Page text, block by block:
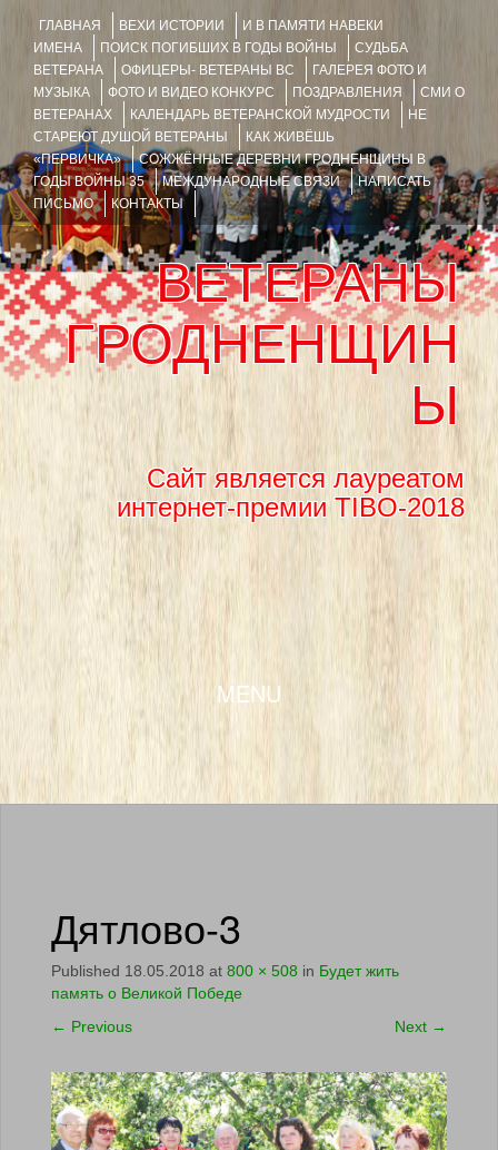
ГЛАВНАЯ ВЕХИ ИСТОРИИ
И В ПАМЯТИ НАВЕКИ
ИМЕНА
ПОИСК ПОГИБШИХ В ГОДЫ ВОЙНЫ
СУДЬБА
ВЕТЕРАНА
ОФИЦЕРЫ- ВЕТЕРАНЫ ВС
ГАЛЕРЕЯ ФОТО И
МУЗЫКА
ФОТО И ВИДЕО КОНКУРС ПОЗДРАВЛЕНИЯ
СМИ О
ВЕТЕРАНАХ
КАЛЕНДАРЬ ВЕТЕРАНСКОЙ МУДРОСТИ
НЕ
СТАРЕЮТ ДУШОЙ ВЕТЕРАНЫ
КАК ЖИВЁШЬ
«ПЕРВИЧКА»
СОЖЖЁННЫЕ ДЕРЕВНИ ГРОДНЕНЩИНЫ В
ГОДЫ ВОЙНЫ 35
МЕЖДУНАРОДНЫЕ СВЯЗИ
НАПИСАТЬ
ПИСЬМО
КОНТАКТЫ
ВЕТЕРАНЫ
ГРОДНЕНЩИН
Ы
Сайт является лауреатом
интернет-премии TIBO-2018
MENU
SKIP TO CONTENT
Дятлово-3
Published 18.05.2018 at 800 × 508 in Будет жить
память о Великой Победе
← Previous Next →